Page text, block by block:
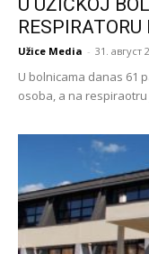
U UŽIČKOJ
Užice Media - 31. август
U bolnicama danas 61
osoba, a na